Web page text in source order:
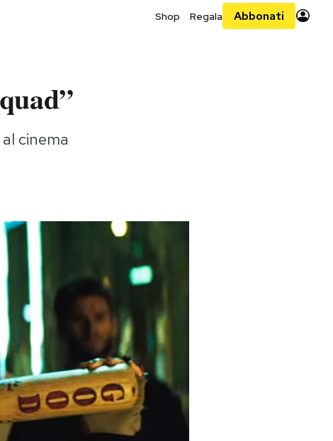
Shop Regala Abbonati
cinema